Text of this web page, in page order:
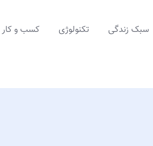
سبک زندگی تکنولوژی کسب و کار